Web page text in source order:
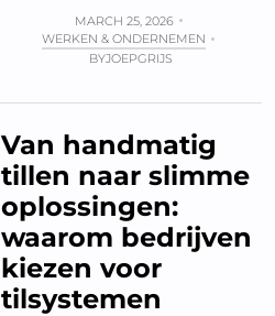
MARCH 25, 2026
WERKEN & ONDERNEMEN
BYJOEPGRIJS
Van handmatig
tillen naar slimme
oplossingen:
waarom bedrijven
kiezen voor
tilsystemen